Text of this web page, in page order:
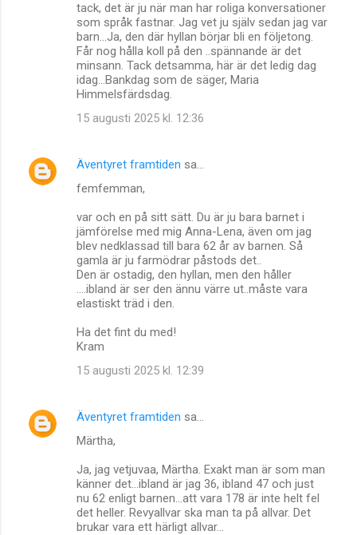
tack, det är ju när man har roliga konversationer
som språk fastnar. Jag vet ju själv sedan jag var
barn...Ja, den där hyllan börjar bli en följetong.
Får nog hålla koll på den ..spännande är det
minsann. Tack detsamma, här är det ledig dag
idag...Bankdag som de säger, Maria
Himmelsfärdsdag.
15 augusti 2025 kl. 12:36
Äventyret framtiden sa…
femfemman,
var och en på sitt sätt. Du är ju bara barnet i
jämförelse med mig Anna-Lena, även om jag
blev nedklassad till bara 62 år av barnen. Så
gamla är ju farmödrar påstods det..
Den är ostadig, den hyllan, men den håller
....ibland är ser den ännu värre ut..måste vara
elastiskt träd i den.
Ha det fint du med!
Kram
15 augusti 2025 kl. 12:39
Äventyret framtiden sa…
Märtha,
Ja, jag vetjuvaa, Märtha. Exakt man är som man
känner det...ibland är jag 36, ibland 47 och just
nu 62 enligt barnen...att vara 178 är inte helt fel
det heller. Revyallvar ska man ta på allvar. Det
brukar vara ett härligt allvar...